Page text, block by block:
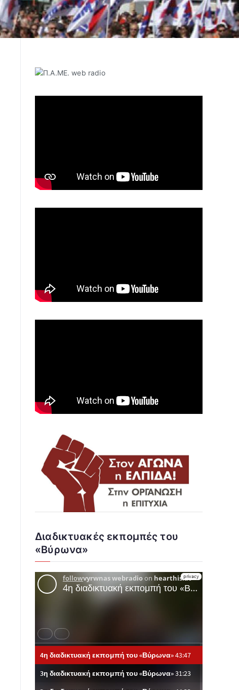
Διαδικτυακές εκπομπές του
«Βύρωνα»